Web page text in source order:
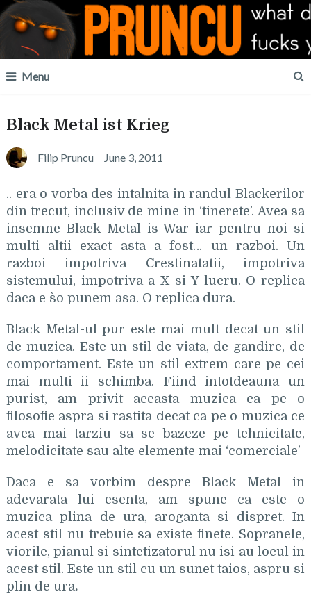
Menu
Black Metal ist Krieg
Filip Pruncu June 3, 2011
.. era o vorba des intalnita in randul Blackerilor
din trecut, inclusiv de mine in ‘tinerete’. Avea sa
insemne Black Metal is War iar pentru noi si
multi altii exact asta a fost… un razboi. Un
razboi impotriva Crestinatatii, impotriva
sistemului, impotriva a X si Y lucru. O replica
daca e s`o punem asa. O replica dura.
Black Metal-ul pur este mai mult decat un stil
de muzica. Este un stil de viata, de gandire, de
comportament. Este un stil extrem care pe cei
mai multi ii schimba. Fiind intotdeauna un
purist, am privit aceasta muzica ca pe o
filosofie aspra si rastita decat ca pe o muzica ce
avea mai tarziu sa se bazeze pe tehnicitate,
melodicitate sau alte elemente mai ‘comerciale’
Daca e sa vorbim despre Black Metal in
adevarata lui esenta, am spune ca este o
muzica plina de ura, aroganta si dispret. In
acest stil nu trebuie sa existe finete. Sopranele,
viorile, pianul si sintetizatorul nu isi au locul in
acest stil. Este un stil cu un sunet taios, aspru si
plin de ura.